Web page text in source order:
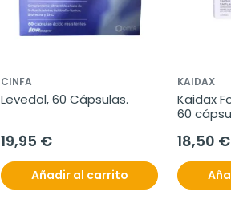
CINFA
Levedol, 60 Cápsulas.
19,95 €
Añadir al carrito
KAIDAX
Kaidax
60
18,50 €